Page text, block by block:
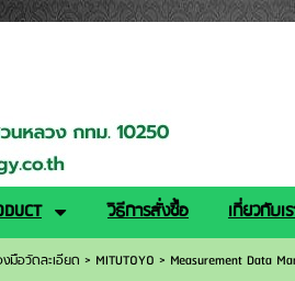
วิธีการสั่งซื้อ เกี่ยวกับเ
มือวัดละเอียด > MITUTOYO > Measurement Data